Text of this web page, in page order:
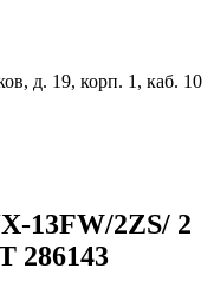
д. 19, корп. 1, каб. 10
13FW/2ZS/ 2
286143